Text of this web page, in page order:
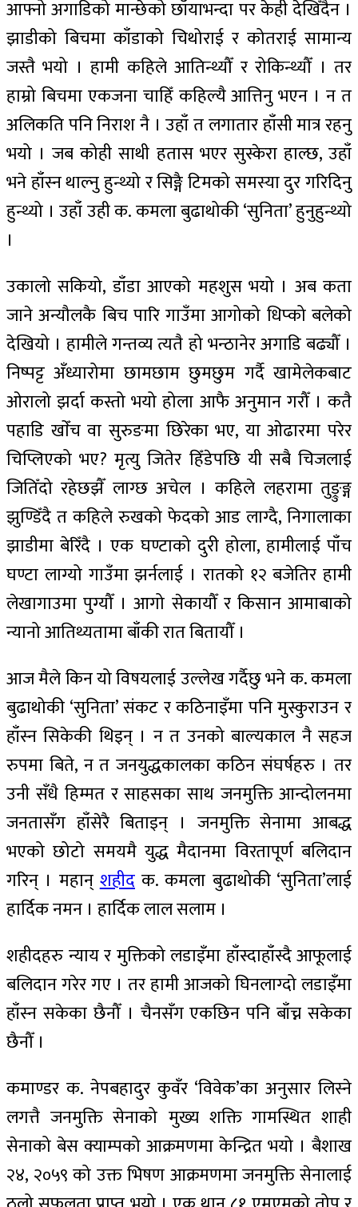
आफ्नो अगाडिको मान्छेको छाँयाभन्दा पर केही देखिँदैन ।
झाडीको बिचमा काँडाको चिथोराई र कोतराई सामान्य
जस्तै भयो । हामी कहिले आतिन्थ्यौँ र रोकिन्थ्यौँ । तर
हाम्रो बिचमा एकजना चाहिँ कहिल्यै आत्तिनु भएन । न त
अलिकति पनि निराश नै । उहाँ त लगातार हाँसी मात्र रहनु
भयो । जब कोही साथी हतास भएर सुस्केरा हाल्छ, उहाँ
भने हाँस्न थाल्नु हुन्थ्यो र सिङ्गै टिमको समस्या दुर गरिदिनु
हुन्थ्यो । उहाँ उही क. कमला बुढाथोकी ‘सुनिता’ हुनुहुन्थ्यो
।
उकालो सकियो, डाँडा आएको महशुस भयो । अब कता
जाने अन्यौलकै बिच पारि गाउँमा आगोको धिप्को बलेको
देखियो । हामीले गन्तव्य त्यतै हो भन्ठानेर अगाडि बढ्यौँ ।
निष्पट्ट अँध्यारोमा छामछाम छुमछुम गर्दै खामेलेकबाट
ओरालो झर्दा कस्तो भयो होला आफै अनुमान गरौँ । कतै
पहाडि खाेँच वा सुरुङमा छिरेका भए, या ओढारमा परेर
चिप्लिएको भए? मृत्यु जितेर हिँडेपछि यी सबै चिजलाई
जितिँदो रहेछझैँ लाग्छ अचेल । कहिले लहरामा तुङ्रुङ्ग
झुण्डिँदै त कहिले रुखको फेदको आड लाग्दै, निगालाका
झाडीमा बेरिँदै । एक घण्टाको दुरी होला, हामीलाई पाँच
घण्टा लाग्यो गाउँमा झर्नलाई । रातको १२ बजेतिर हामी
लेखागाउमा पुग्यौँ । आगो सेकायौँ र किसान आमाबाको
न्यानो आतिथ्यतामा बाँकी रात बितायौँ ।
आज मैले किन यो विषयलाई उल्लेख गर्दैछु भने क. कमला
बुढाथोकी ‘सुनिता’ संकट र कठिनाइँमा पनि मुस्कुराउन र
हाँस्न सिकेकी थिइन् । न त उनको बाल्यकाल नै सहज
रुपमा बिते, न त जनयुद्धकालका कठिन संघर्षहरु । तर
उनी सँधै हिम्मत र साहसका साथ जनमुक्ति आन्दोलनमा
जनतासँग हाँसेरै बिताइन् । जनमुक्ति सेनामा आबद्ध
भएको छोटो समयमै युद्ध मैदानमा विरतापूर्ण बलिदान
गरिन् । महान्शहीदक. कमला बुढाथोकी ‘सुनिता’लाई
हार्दिक नमन । हार्दिक लाल सलाम ।
शहीदहरु न्याय र मुक्तिको लडाइँमा हाँस्दाहाँस्दै आफूलाई
बलिदान गरेर गए । तर हामी आजको घिनलाग्दो लडाइँमा
हाँस्न सकेका छैनौँ । चैनसँग एकछिन पनि बाँच्न सकेका
छैनौँ ।
कमाण्डर क. नेपबहादुर कुवँर ‘विवेक’का अनुसार लिस्ने
लगत्तै जनमुक्ति सेनाको मुख्य शक्ति गामस्थित शाही
सेनाको बेस क्याम्पको आक्रमणमा केन्द्रित भयो । बैशाख
२४, २०५९ को उक्त भिषण आक्रमणमा जनमुक्ति सेनालाई